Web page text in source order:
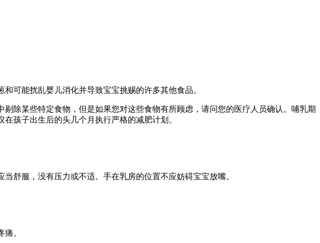
可能扰乱婴儿消化并导致宝宝挑赐的许多其他食品。
除某些特定食物，但是如果您对这些食物有所顾虑，请问您的医疗人员确认。哺乳期
孩子出生后的头几个月执行严格的减肥计划。
舒服，没有压力或不适。手在乳房的位置不应妨碍宝宝放嘴。
。